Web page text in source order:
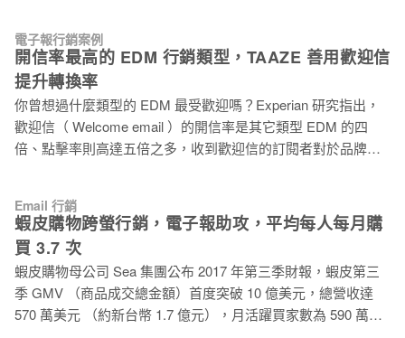
司的決策。2019 年 7 月份新上線的無限騎方案，就是長期分析
車輛租借熱點與使用熱門時段，規劃車輛營運之後提出。 行銷
成長方面，從線上自媒體、社群平台、電子報行銷、公關媒體
到線下體驗活動，搭配手機 APP 介面，甚至善用營運車輛的空
間
資金額第五位。justfont 為何開始投入字型設計？能夠持續成
長，擴展字體市場，募資成功的行銷策略又是什麼？ 落實字體
教育，創造金萱字型 2011 年創業初期，在當時蕭瑟的台灣市場
做字型設計，是一件吃力不討好的事，justfont 共同創辦人蘇煒
翔說，公司創立之初，本來只打算做雲端字型，後來為了貫徹
字型教育與知識推廣的理念，決定投入金萱字型的設計。對創
長什麼樣子，最困難的就是要捏出一個確定市場會有感的字體
輪廓。其中，社群在市場調查上就扮演著很重要的角色，當某
種字體在社群上的討論度很高時，可以瞄準這股強勁的市場需
求，從此著手。 主力回防自有行銷資產
電子報行銷案例
開信率最高的 EDM 行銷類型，TAAZE 善用歡迎信
提升轉換率
你曾想過什麼類型的 EDM 最受歡迎嗎？Experian 研究指出，
歡迎信（ Welcome email ）的開信率是其它類型 EDM 的四
倍、點擊率則高達五倍之多，收到歡迎信的訂閱者對於品牌的
喜愛的 EDM 類型也不為過了。 雖然你可能仍會質疑歡迎信是
否真有這些效果。所以在陪我進入收件匣收信之前，先一起來
了解「歡迎信」是什麼吧。 歡迎信是什麼？ 簡單的說，歡迎信
就是當訪客填寫完註冊表單後，各大電商利用來歡迎新會員的
第一封迎賓的 EDM 類型。而這類郵件大都具有以下六項主要
元素： 1. 歡迎：歡迎新會員的加入，同時確認完成註冊。 2. 感
Email 行銷
蝦皮購物跨螢行銷，電子報助攻，平均每人每月購
買 3.7 次
蝦皮購物母公司 Sea 集團公布 2017 年第三季財報，蝦皮第三
季 GMV （商品成交總金額）首度突破 10 億美元，總營收達
570 萬美元 （約新台幣 1.7 億元），月活躍買家數為 590 萬